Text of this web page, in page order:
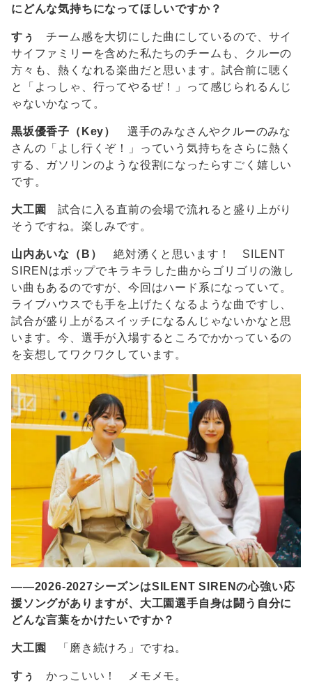
にどんな気持ちになってほしいですか？
すぅ
チーム感を大切にした曲にしているので、サイ
サイファミリーを含めた私たちのチームも、クルーの
方々も、熱くなれる楽曲だと思います。試合前に聴く
と「よっしゃ、行ってやるぜ！」って感じられるんじ
ゃないかなって。
黒坂優香子（Key）
選手のみなさんやクルーのみな
さんの「よし行くぞ！」っていう気持ちをさらに熱く
する、ガソリンのような役割になったらすごく嬉しい
です。
大工園
試合に入る直前の会場で流れると盛り上がり
そうですね。楽しみです。
山内あいな（B）
絶対湧くと思います！ SILENT
SIRENはポップでキラキラした曲からゴリゴリの激し
い曲もあるのですが、今回はハード系になっていて。
ライブハウスでも手を上げたくなるような曲ですし、
試合が盛り上がるスイッチになるんじゃないかなと思
います。今、選手が入場するところでかかっているの
を妄想してワクワクしています。
――2026-2027シーズンはSILENT SIRENの心強い応
援ソングがありますが、大工園選手自身は闘う自分に
どんな言葉をかけたいですか？
大工園 「磨き続けろ」ですね。
すぅ かっこいい！ メモメモ。